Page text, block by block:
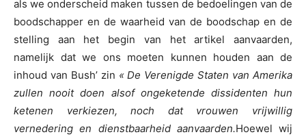
als we onderscheid maken tussen de bedoelingen van de
boodschapper en de waarheid van de boodschap en de
stelling aan het begin van het artikel aanvaarden,
namelijk dat we ons moeten kunnen houden aan de
inhoud van Bush’ zin « De Verenigde Staten van Amerika
zullen nooit doen alsof ongeketende dissidenten hun
ketenen verkiezen, noch dat vrouwen vrijwillig
vernedering en dienstbaarheid aanvaarden.Hoewel wij